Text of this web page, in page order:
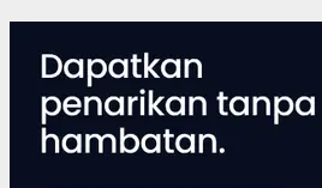
HOME
FILTER
BERITA
BIODATA
CERITA
CERPEN
EKSKLUSIF
FOTO
VIDEO
TIPS
MORE